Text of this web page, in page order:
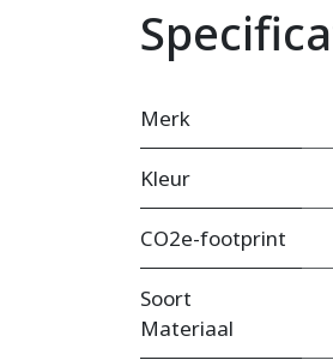
Merk
Kleur
CO2e-footprint
Soort
Materiaal